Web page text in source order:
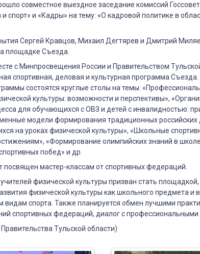
совместное выездное заседание комиссий
спорт» и «Кадры» на тему: «О кадровой политике в
Сергей Кравцов, Михаил Дегтярев и Дмитрий
площадке Съезда.
с Минпросвещения России и Правительством
спортивная, деловая и культурная программа
состоятся круглые столы на темы:
культуры: возможности и перспективы»,
для обучающихся с ОВЗ и детей с инвалидностью:
модели формирования традиционных российских
на уроках физической культуры», «Школьные
«Формирование олимпийских знаний в
побед» и др.
посвящен мастер-классам от спортивных федераций.
физической культуры призван стать
физической культуры как школьного предмета и
видам спорта. Также планируется обмен лучшими
спортивных федераций, диалог с профессиональными
Тульской области)